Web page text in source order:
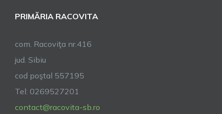
PRIMĂRIA RACOVITA
com. Racoviţa nr.416
jud. Sibiu
cod poştal 557195
Tel: 0269527201
contact@racovita-sb.ro